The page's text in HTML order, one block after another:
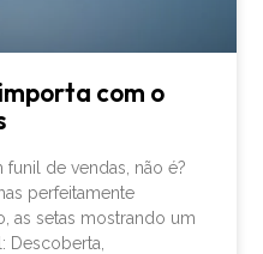
com o
de vendas, não é?
perfeitamente
as setas mostrando um
Descoberta,